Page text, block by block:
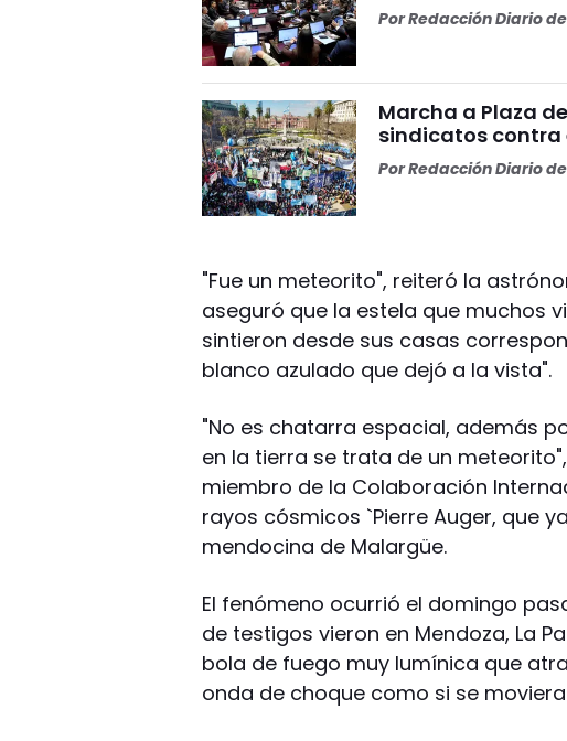
PorRedacción Diario
Marcha a Plaza
sindicatos contra
PorRedacción Diario
"Fue un meteorito", reiteró la
aseguró que la estela que muchos
sintieron desde sus casas
blanco azulado que dejó a la vista".
"No es chatarra espacial, además
en la tierra se trata de un
miembro de la Colaboración
rayos cósmicos `Pierre Auger, que
mendocina de Malargüe.
El fenómeno ocurrió el domingo
de testigos vieron en Mendoza, La
bola de fuego muy lumínica que
onda de choque como si se